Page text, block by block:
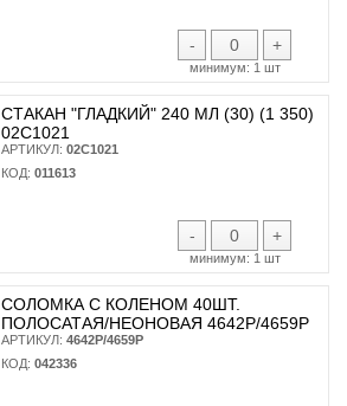
- +
минимум: 1 шт
СТАКАН "ГЛАДКИЙ" 240 МЛ (30) (1 350)
02С1021
АРТИКУЛ: 02С1021
КОД: 011613
- +
минимум: 1 шт
СОЛОМКА С КОЛЕНОМ 40ШТ.
ПОЛОСАТАЯ/НЕОНОВАЯ 4642Р/4659Р
АРТИКУЛ: 4642Р/4659Р
КОД: 042336